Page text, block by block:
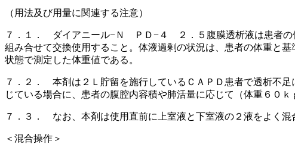
（用法及び用量に関連する注意）
７．１． ダイアニール−Ｎ ＰＤ−４ ２．５腹膜透析液は患者の
組み合せて交換使用すること。体液過剰の状況は、患者の体重と
状態で測定した体重値である。
７．２． 本剤は２Ｌ貯留を施行しているＣＡＰＤ患者で透析不
じている場合に、患者の腹腔内容積や肺活量に応じて（体重６０
７．３． なお、本剤は使用直前に上室液と下室液の２液をよく混
＜混合操作＞